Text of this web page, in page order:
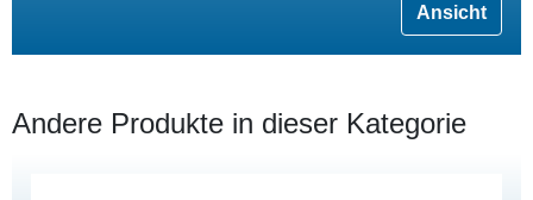
Ansicht
Andere Produkte in dieser Kategorie